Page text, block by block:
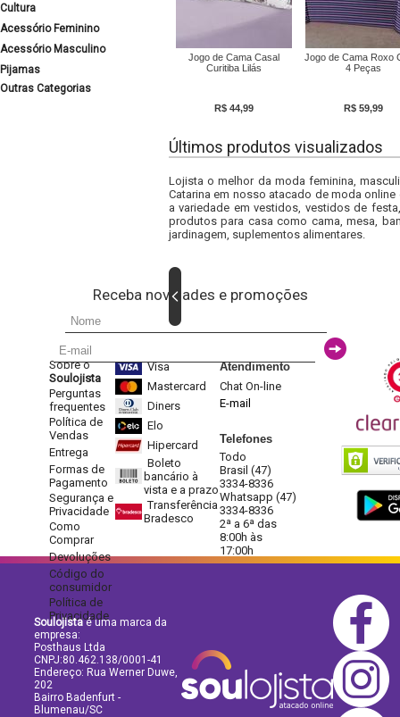
Cultura
Acessório Feminino
Acessório Masculino
Pijamas
Outras Categorias
Jogo de Cama Casal
Curitiba Lilás
R$ 44,99
Jogo de Cama Roxo
4 Peças
R$ 59,99
Últimos produtos visualizados
Lojista o melhor da moda feminina,
Catarina em nosso atacado de moda
a variedade em vestidos, vestidos de
produtos para casa como cama, mesa,
jardinagem, suplementos alimentares.
Receba novidades e promoções
Sobre o
Soulojista
Perguntas
frequentes
Política de
Vendas
Entrega
Formas de
Pagamento
Segurança e
Privacidade
Como
Comprar
Devoluções
Código do
consumidor
Política de
Privacidade
Visa
Mastercard
Diners
Elo
Hipercard
Boleto
bancário à
vista e a prazo
Transferência
Bradesco
Atendimento
Chat On-line
E-mail
Telefones
Todo
Brasil (47)
3334-8336
Whatsapp (47)
3334-8336
2ª a 6ª das
8:00h às
17:00h
Soulojistaé uma marca da
empresa:
Posthaus Ltda
CNPJ:80.462.138/0001-41
Endereço: Rua Werner Duwe,
202
Bairro Badenfurt -
Blumenau/SC